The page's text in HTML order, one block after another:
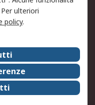
Group
il Blog di RS
ulteriori
policy.